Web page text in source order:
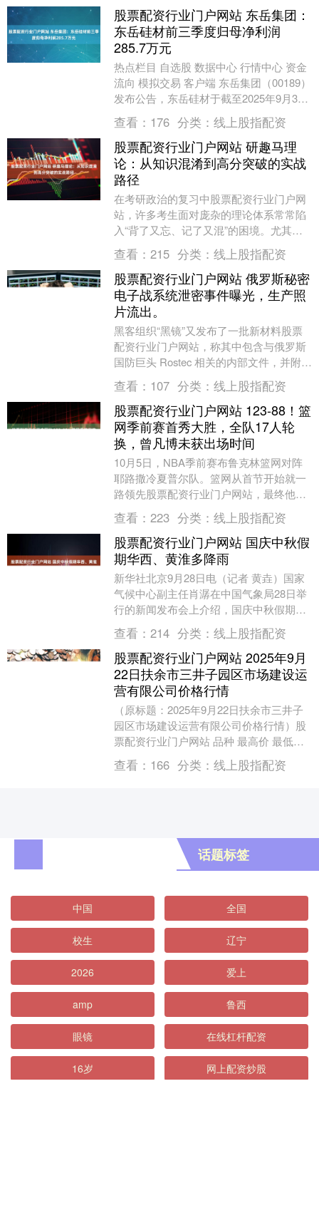
股票配资行业门户网站 东岳集团：
东岳硅材前三季度归母净利润
285.7万元
热点栏目 自选股 数据中心 行情中心 资金
流向 模拟交易 客户端 东岳集团（00189）
发布公告，东岳硅材于截至2025年9月30
日止九个月取得收入30.27亿....
查看： 176 分类： 线上股指配资
股票配资行业门户网站 研趣马理
论：从知识混淆到高分突破的实战
路径
在考研政治的复习中股票配资行业门户网
站，许多考生面对庞杂的理论体系常常陷
入“背了又忘、记了又混”的困境。尤其是
马克思主义理论（简称“马理论”）部分，
概念抽象、逻....
查看： 215 分类： 线上股指配资
股票配资行业门户网站 俄罗斯秘密
电子战系统泄密事件曝光，生产照
片流出。
黑客组织“黑镜”又发布了一批新材料股票
配资行业门户网站，称其中包含与俄罗斯
国防巨头 Rostec 相关的内部文件，并附有
前所未见的 Krasukha-4 电子战....
查看： 107 分类： 线上股指配资
股票配资行业门户网站 123-88！篮
网季前赛首秀大胜，全队17人轮
换，曾凡博未获出场时间
10月5日，NBA季前赛布鲁克林篮网对阵
耶路撒冷夏普尔队。篮网从首节开始就一
路领先股票配资行业门户网站，最终他们
以123-88大胜对手。尽管球队早早确立大
幅领先....
查看： 223 分类： 线上股指配资
股票配资行业门户网站 国庆中秋假
期华西、黄淮多降雨
新华社北京9月28日电（记者 黄垚）国家
气候中心副主任肖潺在中国气象局28日举
行的新闻发布会上介绍，国庆中秋假期期
间，华西、黄淮多降雨天气股票配资行业
门户网站，....
查看： 214 分类： 线上股指配资
股票配资行业门户网站 2025年9月
22日扶余市三井子园区市场建设运
营有限公司价格行情
（原标题：2025年9月22日扶余市三井子
园区市场建设运营有限公司价格行情）股
票配资行业门户网站 品种 最高价 最低价
大宗价 玉米 1.84 -- 1.80 ....
查看： 166 分类： 线上股指配资
话题标签
中国 全国
校生 辽宁
2026 爱上
amp 鲁西
眼镜 在线杠杆配资
16岁 网上配资炒股